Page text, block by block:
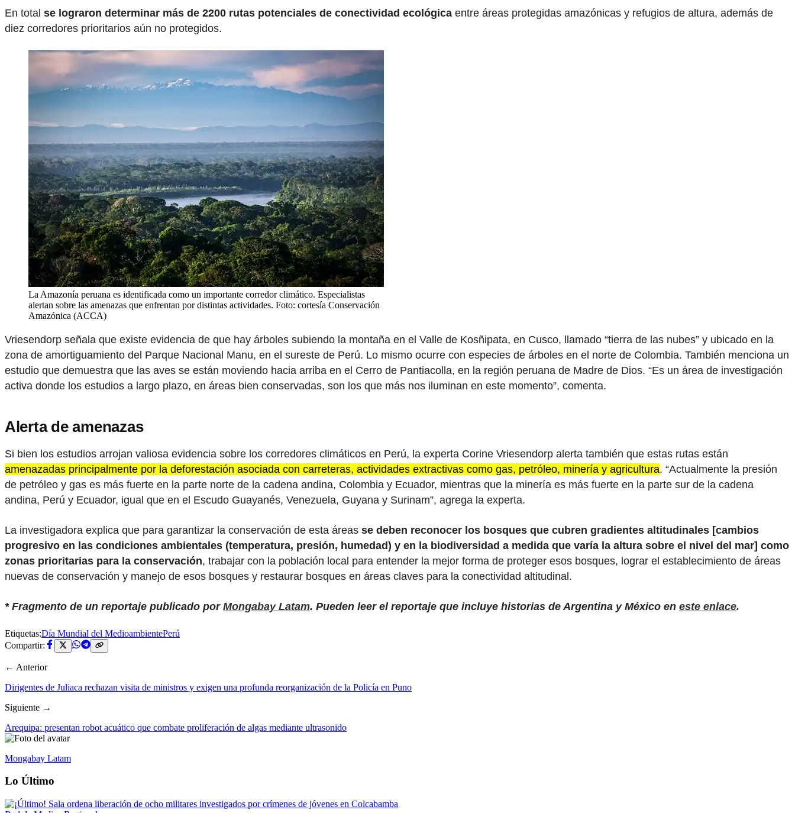
En total se lograron determinar más de 2200 rutas potenciales de conectividad ecológica entre áreas protegidas amazónicas y refugios de altura, además de
diez corredores prioritarios aún no protegidos.
La Amazonía peruana es identificada como un importante corredor climático. Especialistas
alertan sobre las amenazas que enfrentan por distintas actividades. Foto: cortesía Conservación
Amazónica (ACCA)
Vriesendorp señala que existe evidencia de que hay árboles subiendo la montaña en el Valle de Kosñipata, en Cusco, llamado “tierra de las nubes” y ubicado en la
zona de amortiguamiento del Parque Nacional Manu, en el sureste de Perú. Lo mismo ocurre con especies de árboles en el norte de Colombia. También menciona un
estudio que demuestra que las aves se están moviendo hacia arriba en el Cerro de Pantiacolla, en la región peruana de Madre de Dios. “Es un área de investigación
activa donde los estudios a largo plazo, en áreas bien conservadas, son los que más nos iluminan en este momento”, comenta.
Alerta de amenazas
Si bien los estudios arrojan valiosa evidencia sobre los corredores climáticos en Perú, la experta Corine Vriesendorp alerta también que estas rutas están
amenazadas principalmente por la deforestación asociada con carreteras, actividades extractivas como gas, petróleo, minería y agricultura. “Actualmente la presión
de petróleo y gas es más fuerte en la parte norte de la cadena andina, Colombia y Ecuador, mientras que la minería es más fuerte en la parte sur de la cadena
andina, Perú y Ecuador, igual que en el Escudo Guayanés, Venezuela, Guyana y Surinam”, agrega la experta.
La investigadora explica que para garantizar la conservación de esta áreas se deben reconocer los bosques que cubren gradientes altitudinales [cambios
progresivo en las condiciones ambientales (temperatura, presión, humedad) y en la biodiversidad a medida que varía la altura sobre el nivel del mar] como
zonas prioritarias para la conservación, trabajar con la población local para entender la mejor forma de proteger esos bosques, lograr el establecimiento de áreas
nuevas de conservación y manejo de esos bosques y restaurar bosques en áreas claves para la conectividad altitudinal.
* Fragmento de un reportaje publicado por Mongabay Latam. Pueden leer el reportaje que incluye historias de Argentina y México en este enlace.
Etiquetas:Día Mundial del MedioambientePerú
Compartir:
← Anterior
Dirigentes de Juliaca rechazan visita de ministros y exigen una profunda reorganización de la Policía en Puno
Siguiente →
Arequipa: presentan robot acuático que combate proliferación de algas mediante ultrasonido
Mongabay Latam
Lo Último